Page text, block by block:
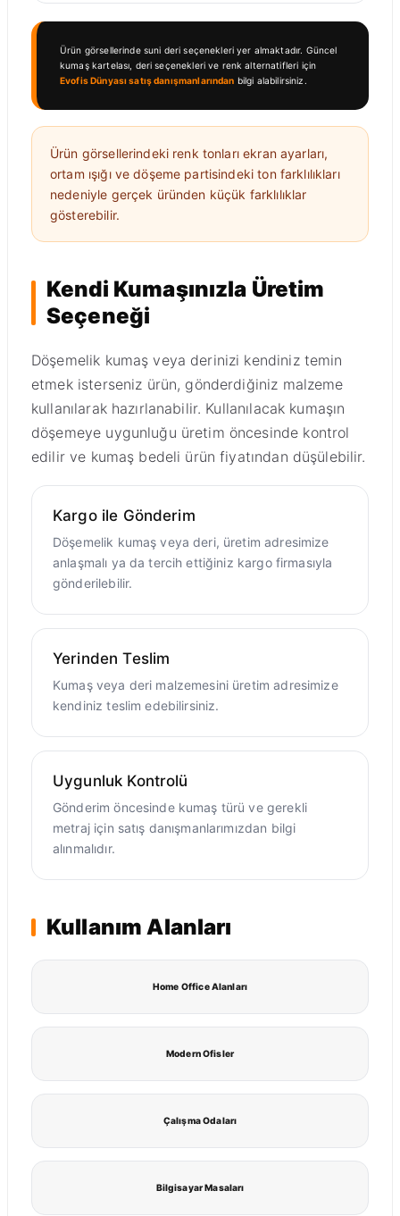
Ürün görsellerinde suni deri seçenekleri yer almaktadır. Güncel
kumaş kartelası, deri seçenekleri ve renk alternatifleri için
Evofis Dünyası satış danışmanlarından bilgi alabilirsiniz.
Ürün görsellerindeki renk tonları ekran ayarları,
ortam ışığı ve döşeme partisindeki ton farklılıkları
nedeniyle gerçek üründen küçük farklılıklar
gösterebilir.
Kendi Kumaşınızla Üretim
Seçeneği
Döşemelik kumaş veya derinizi kendiniz temin
etmek isterseniz ürün, gönderdiğiniz malzeme
kullanılarak hazırlanabilir. Kullanılacak kumaşın
döşemeye uygunluğu üretim öncesinde kontrol
edilir ve kumaş bedeli ürün fiyatından düşülebilir.
Kargo ile Gönderim
Döşemelik kumaş veya deri, üretim adresimize
anlaşmalı ya da tercih ettiğiniz kargo firmasıyla
gönderilebilir.
Yerinden Teslim
Kumaş veya deri malzemesini üretim adresimize
kendiniz teslim edebilirsiniz.
Uygunluk Kontrolü
Gönderim öncesinde kumaş türü ve gerekli
metraj için satış danışmanlarımızdan bilgi
alınmalıdır.
Kullanım Alanları
Home Office Alanları
Modern Ofisler
Çalışma Odaları
Bilgisayar Masaları